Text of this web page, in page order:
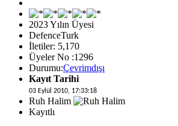
2023 Yılın Üyesi
DefenceTurk
İletiler: 5,170
Üyeler No :1296
Durumu:Çevrimdışı
Kayıt Tarihi
03 Eylül 2010, 17:33:18
Ruh Halim
Kayıtlı